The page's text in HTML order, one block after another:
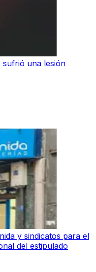
sufrió una lesión
y sindicatos para el
del estipulado